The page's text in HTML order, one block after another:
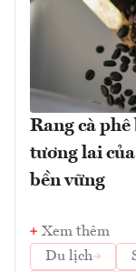
Rang cà
tương lai
bền vững
Xem thêm
Du lịch